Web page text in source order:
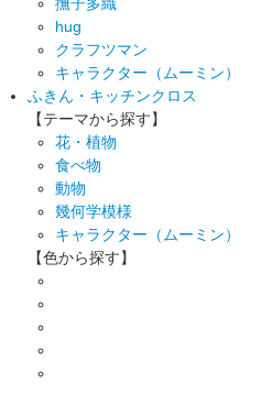
hug
クラフツマン
キャラクター（ムーミン）
ふきん・キッチンクロス
【テーマから探す】
花・植物
食べ物
動物
幾何学模様
キャラクター（ムーミン）
【色から探す】